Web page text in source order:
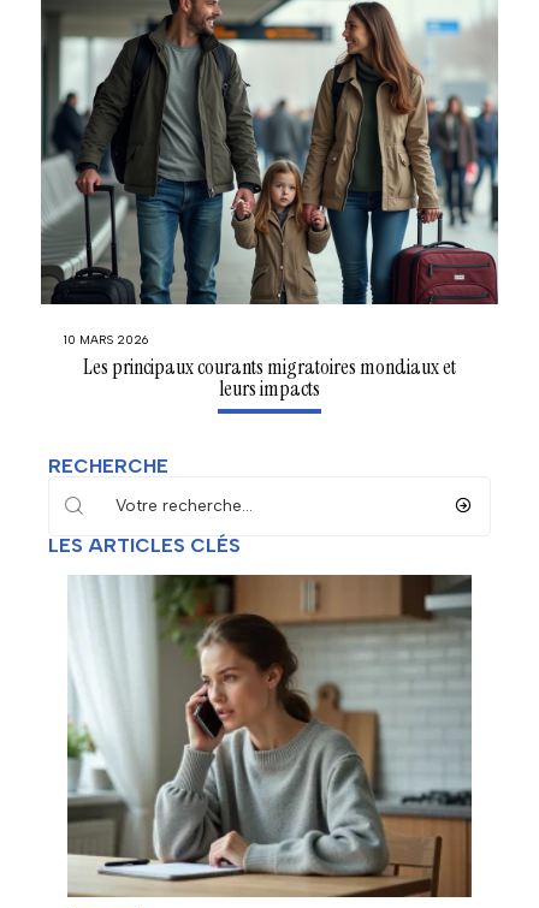
10 MARS 2026
Les principaux courants migratoires mondiaux et
leurs impacts
RECHERCHE
LES ARTICLES CLÉS